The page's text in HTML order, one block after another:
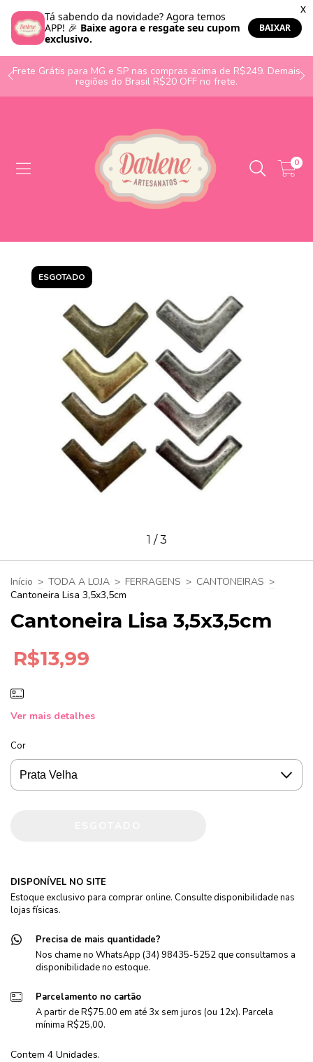
Frete Grátis para MG e SP nas compras acima de R$249. Demais
regiões do Brasil R$20 OFF no frete.
0
ESGOTADO
1 /3
Início > TODA A LOJA > FERRAGENS > CANTONEIRAS >
Cantoneira Lisa 3,5x3,5cm
Cantoneira Lisa 3,5x3,5cm
R$13,99
Ver mais detalhes
Cor
DISPONÍVEL NO SITE
Estoque exclusivo para comprar online. Consulte disponibilidade nas
lojas físicas.
Precisa de mais quantidade?
Nos chame no WhatsApp (34) 98435-5252 que consultamos a
disponibilidade no estoque.
Parcelamento no cartão
A partir de R$75.00 em até 3x sem juros (ou 12x). Parcela
mínima R$25,00.
Contem 4 Unidades.